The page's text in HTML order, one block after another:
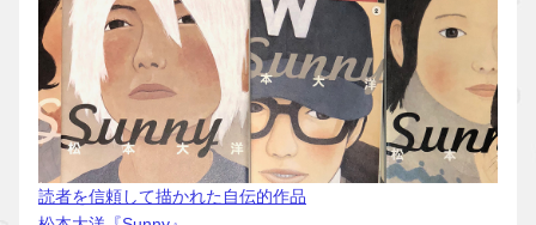
読者を信頼して描かれた自伝的作品